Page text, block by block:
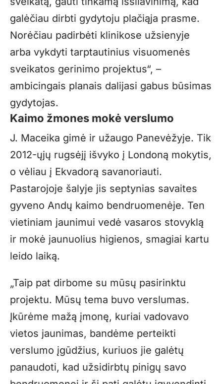
galėčiau dirbti gydytoju plačiąja prasme.
Norėčiau padirbėti klinikose užsienyje
arba vykdyti tarptautinius visuomenės
sveikatos gerinimo projektus“, –
ambicingais planais dalijasi gabus būsimas
gydytojas.
Kaimo žmones mokė verslumo
J. Maceika gimė ir užaugo Panevėžyje. Tik
2012-ųjų rugsėjį išvyko į Londoną mokytis,
o vėliau į Ekvadorą savanoriauti.
Pastarojoje šalyje jis septynias savaites
gyveno Andų kaimo bendruomenėje. Ten
vietiniam jaunimui vedė vasaros stovyklą
ir mokė jaunuolius higienos, smagiai kartu
leido laiką.
„Taip pat dirbome su mūsų pasirinktu
projektu. Mūsų tema buvo verslumas.
Įkūrėme mažą įmonę, kuriai vadovavo
vietos jaunimas, bandėme perteikti
verslumo įgūdžius, kuriuos jie galėtų
panaudoti, kad užsidirbtų pinigų savo